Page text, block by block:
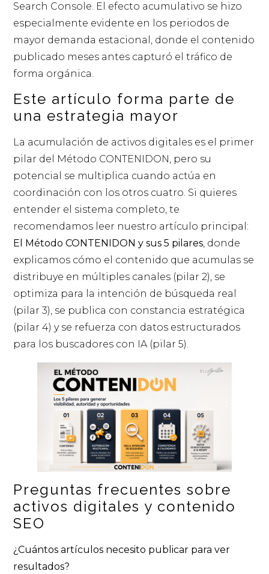
Search Console. El efecto acumulativo se hizo
especialmente evidente en los periodos de
mayor demanda estacional, donde el contenido
publicado meses antes capturó el tráfico de
forma orgánica.
Este artículo forma parte de
una estrategia mayor
La acumulación de activos digitales es el primer
pilar del Método CONTENIDON, pero su
potencial se multiplica cuando actúa en
coordinación con los otros cuatro. Si quieres
entender el sistema completo, te
recomendamos leer nuestro artículo principal:
El Método CONTENIDON y sus 5 pilares, donde
explicamos cómo el contenido que acumulas se
distribuye en múltiples canales (pilar 2), se
optimiza para la intención de búsqueda real
(pilar 3), se publica con constancia estratégica
(pilar 4) y se refuerza con datos estructurados
para los buscadores con IA (pilar 5).
Preguntas frecuentes sobre
activos digitales y contenido
SEO
¿Cuántos artículos necesito publicar para ver
resultados?